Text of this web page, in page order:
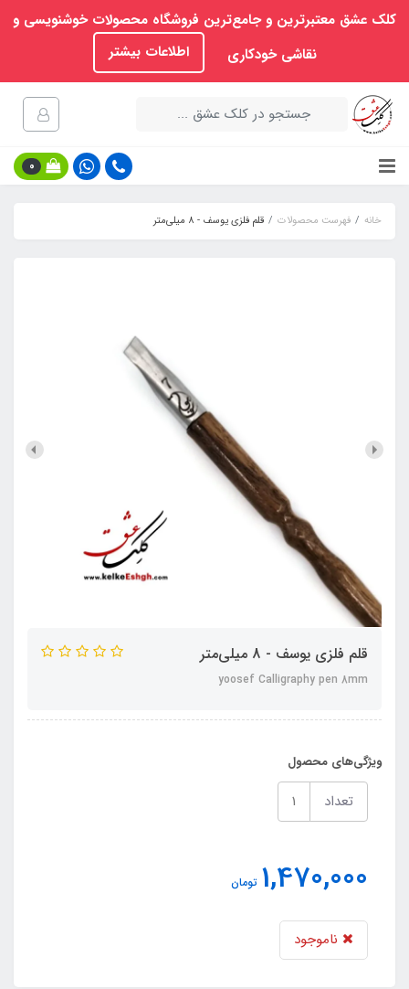
کلک عشق معتبرترین و جامع‌ترین فروشگاه محصولات خوشنویسی و
نقاشی خودکاری
اطلاعات بیشتر
0
خانه فهرست محصولات قلم فلزی یوسف - 8 میلی‌متر
قلم فلزی یوسف - 8 میلی‌متر
yoosef Calligraphy pen 8mm
ویژگی‌های محصول
تعداد
1,470,000 تومان
ناموجود